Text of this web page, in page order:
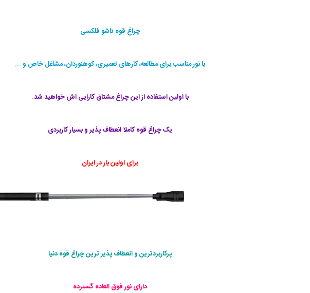
چراغ قوه تاشو فلکسی
با نور مناسب برای مطالعه، کارهای تعمیری، کوهنوردان، مشاغل خاص و ...
با اولین استفاده از این چراغ مشتاق کارایی اش خواهید شد.
یک چراغ قوه کاملا انعطاف پذیر و بسیار کاربردی
برای اولین بار در ایران
پرکاربردترین و انعطاف پذیر ترین چراغ قوه دنیا
دارای نور فوق العاده گسترده